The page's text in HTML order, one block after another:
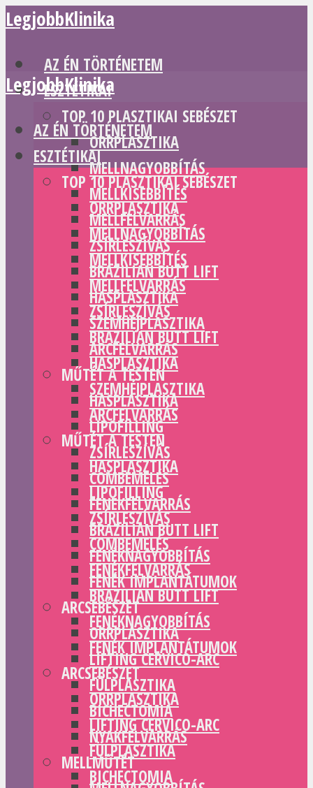
LegjobbKlinika
AZ ÉN TÖRTÉNETEM
ESZTÉTIKAI
TOP 10 PLASZTIKAI SEBÉSZET
ORRPLASZTIKA
MELLNAGYOBBÍTÁS
MELLKISEBBÍTÉS
MELLFELVARRÁS
ZSÍRLESZÍVÁS
BRAZILIAN BUTT LIFT
HASPLASZTIKA
SZEMHÉJPLASZTIKA
ARCFELVARRÁS
MŰTÉT A TESTEN
HASPLASZTIKA
LIPOFILLING
ZSÍRLESZÍVÁS
COMBEMELÉS
FENÉKFELVARRÁS
BRAZILIAN BUTT LIFT
FENÉKNAGYOBBÍTÁS
FENÉK IMPLANTÁTUMOK
ARCSEBÉSZET
ORRPLASZTIKA
LIFTING CERVICO-ARC
FÜLPLASZTIKA
BICHECTOMIA
NYAKFELVARRÁS
MELLMŰTÉT
LegjobbKlinika
AZ ÉN TÖRTÉNETEM
ESZTÉTIKAI
TOP 10 PLASZTIKAI SEBÉSZET
ORRPLASZTIKA
MELLNAGYOBBÍTÁS
MELLKISEBBÍTÉS
MELLFELVARRÁS
ZSÍRLESZÍVÁS
BRAZILIAN BUTT LIFT
HASPLASZTIKA
SZEMHÉJPLASZTIKA
ARCFELVARRÁS
MŰTÉT A TESTEN
HASPLASZTIKA
LIPOFILLING
ZSÍRLESZÍVÁS
COMBEMELÉS
FENÉKFELVARRÁS
BRAZILIAN BUTT LIFT
FENÉKNAGYOBBÍTÁS
FENÉK IMPLANTÁTUMOK
ARCSEBÉSZET
ORRPLASZTIKA
LIFTING CERVICO-ARC
FÜLPLASZTIKA
BICHECTOMIA